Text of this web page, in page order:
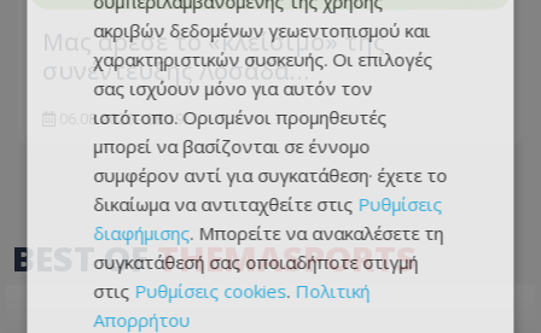
Μας άρεσε το «κλείσιμο» της
συνέντευξης Λοσάδα…
06.08.2026 - 08:19
BEST OFTHEMASPORTS
ακριβών δεδομένων γεωεντοπισμού και
χαρακτηριστικών συσκευής. Οι επιλογές
σας ισχύουν μόνο για αυτόν τον
ιστότοπο. Ορισμένοι προμηθευτές
μπορεί να βασίζονται σε έννομο
συμφέρον αντί για συγκατάθεση· έχετε το
δικαίωμα να αντιταχθείτε στις Ρυθμίσεις
διαφήμισης. Μπορείτε να ανακαλέσετε τη
συγκατάθεσή σας οποιαδήποτε στιγμή
στις Ρυθμίσεις cookies. Πολιτική
Απορρήτου